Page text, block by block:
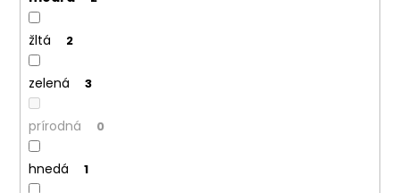
žltá 2
zelená 3
prírodná 0
hnedá 1